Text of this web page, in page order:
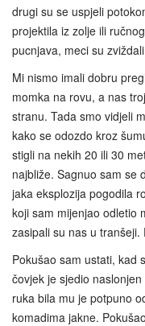
drugi su se uspjeli
projektila iz zolje ili
pucnjava, meci su
Mi nismo imali dobru
momka na rovu, a nas
stranu. Tada smo vidjeli
kako se odozdo kroz
stigli na nekih 20 ili 30
najbliže. Sagnuo sam se
jaka eksplozija pogodila
koji sam mijenjao odletio
zasipali su nas u tranšeji.
Pokušao sam ustati, kad
čovjek je sjedio
ruka bila mu je potpuno
komadima jakne.